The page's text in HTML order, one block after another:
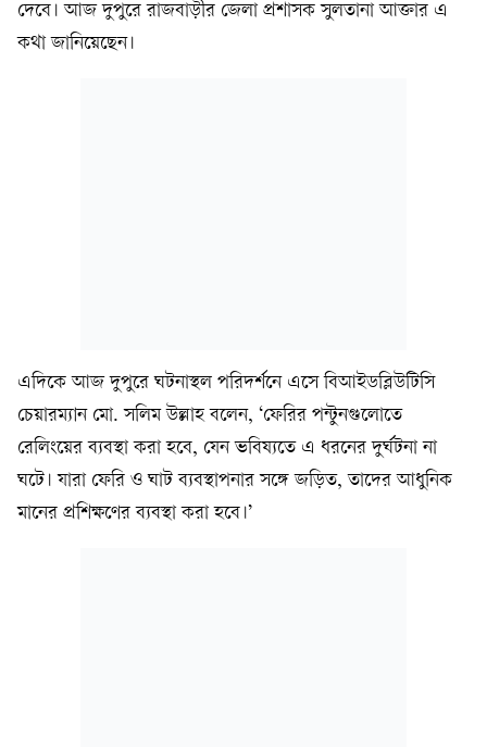
দেবে। আজ দুপুরে রাজবাড়ীর জেলা প্রশাসক সুলতানা আক্তার এ
কথা জানিয়েছেন।
এদিকে আজ দুপুরে ঘটনাস্থল পরিদর্শনে এসে বিআইডব্লিউটিসি
চেয়ারম্যান মো. সলিম উল্লাহ বলেন, ‘ফেরির পন্টুনগুলোতে
রেলিংয়ের ব্যবস্থা করা হবে, যেন ভবিষ্যতে এ ধরনের দুর্ঘটনা না
ঘটে। যারা ফেরি ও ঘাট ব্যবস্থাপনার সঙ্গে জড়িত, তাদের আধুনিক
মানের প্রশিক্ষণের ব্যবস্থা করা হবে।’